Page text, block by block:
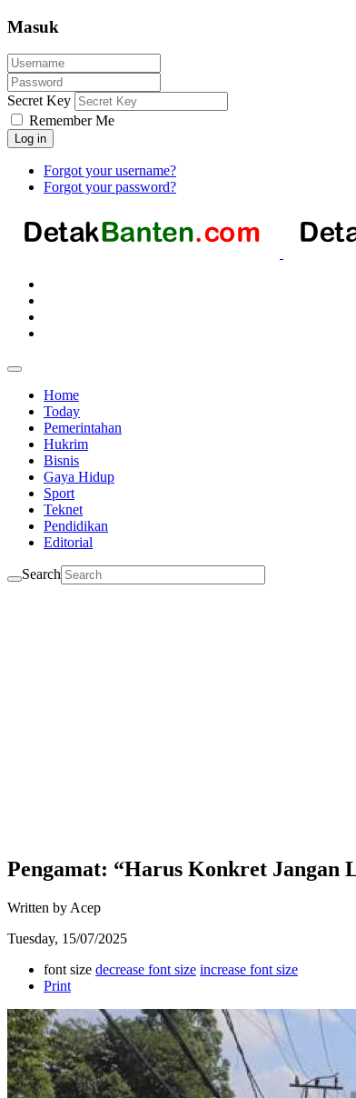
Masuk
Secret Key
Remember Me
Log in
Forgot your username?
Forgot your password?
Home
Today
Pemerintahan
Hukrim
Bisnis
Gaya Hidup
Sport
Teknet
Pendidikan
Editorial
Search
Pengamat: “Harus Konkret
Written by Acep
Tuesday, 15/07/2025
font size decrease font size increase font size
Print